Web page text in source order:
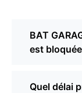
BAT
est
Quel délai